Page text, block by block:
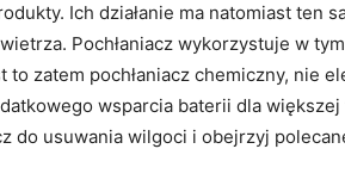
Ich działanie ma natomiast ten
Pochłaniacz wykorzystuje w
to zatem pochłaniacz chemiczny, nie
wsparcia baterii dla
do usuwania wilgoci i obejrzyj